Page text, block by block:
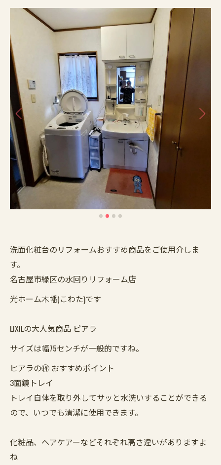
洗面化粧台のリフォームおすすめ商品をご使用介しま
す。
名古屋市緑区の水回りリフォーム店
光ホーム木幡(こわた)です
LIXILの大人気商品 ピアラ
サイズは幅75センチが一般的ですね。
ピアラの🉐 おすすめポイント
3面鏡トレイ
トレイ自体を取り外してサッと水洗いすることができる
ので、いつでも清潔に使用できます。
化粧品、ヘアケアーなどそれぞれ高さ違いがありますよ
ね